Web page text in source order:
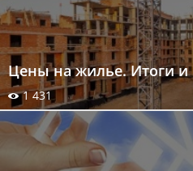
Цены на жилье. Итоги и
1 431